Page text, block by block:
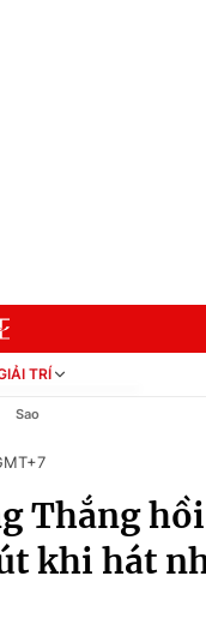
TRÍ
trí
Sao
Thắng
khi hát